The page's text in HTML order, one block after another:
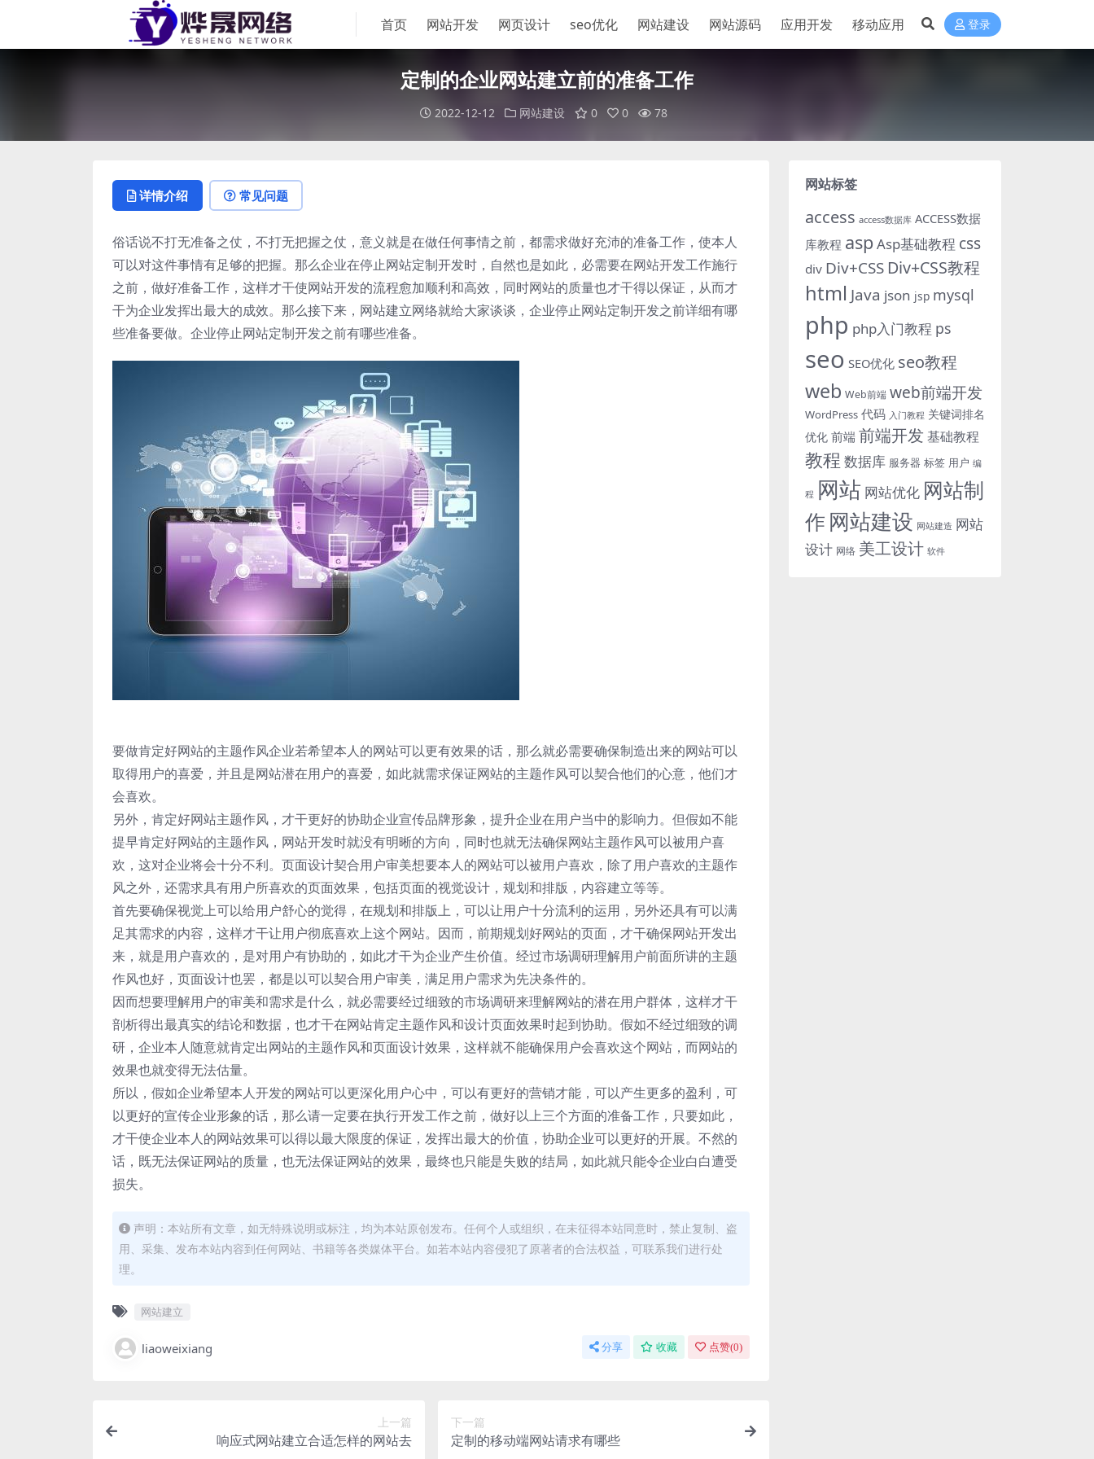
首页 网站开发 网页设计 seo优化 网站建设 网站源码 应用开发 移动应用 登录
定制的企业网站建立前的准备工作
2022-12-12 网站建设 0 0 78
详情介绍 常见问题
俗话说不打无准备之仗，不打无把握之仗，意义就是在做任何事情之前，都需求做好充沛的准备工作，使本人
可以对这件事情有足够的把握。那么企业在停止网站定制开发时，自然也是如此，必需要在网站开发工作施行
之前，做好准备工作，这样才干使网站开发的流程愈加顺利和高效，同时网站的质量也才干得以保证，从而才
干为企业发挥出最大的成效。那么接下来，网站建立网络就给大家谈谈，企业停止网站定制开发之前详细有哪
些准备要做。企业停止网站定制开发之前有哪些准备。
要做肯定好网站的主题作风企业若希望本人的网站可以更有效果的话，那么就必需要确保制造出来的网站可以
取得用户的喜爱，并且是网站潜在用户的喜爱，如此就需求保证网站的主题作风可以契合他们的心意，他们才
会喜欢。
另外，肯定好网站主题作风，才干更好的协助企业宣传品牌形象，提升企业在用户当中的影响力。但假如不能
提早肯定好网站的主题作风，网站开发时就没有明晰的方向，同时也就无法确保网站主题作风可以被用户喜
欢，这对企业将会十分不利。页面设计契合用户审美想要本人的网站可以被用户喜欢，除了用户喜欢的主题作
风之外，还需求具有用户所喜欢的页面效果，包括页面的视觉设计，规划和排版，内容建立等等。
首先要确保视觉上可以给用户舒心的觉得，在规划和排版上，可以让用户十分流利的运用，另外还具有可以满
足其需求的内容，这样才干让用户彻底喜欢上这个网站。因而，前期规划好网站的页面，才干确保网站开发出
来，就是用户喜欢的，是对用户有协助的，如此才干为企业产生价值。经过市场调研理解用户前面所讲的主题
作风也好，页面设计也罢，都是以可以契合用户审美，满足用户需求为先决条件的。
因而想要理解用户的审美和需求是什么，就必需要经过细致的市场调研来理解网站的潜在用户群体，这样才干
剖析得出最真实的结论和数据，也才干在网站肯定主题作风和设计页面效果时起到协助。假如不经过细致的调
研，企业本人随意就肯定出网站的主题作风和页面设计效果，这样就不能确保用户会喜欢这个网站，而网站的
效果也就变得无法估量。
所以，假如企业希望本人开发的网站可以更深化用户心中，可以有更好的营销才能，可以产生更多的盈利，可
以更好的宣传企业形象的话，那么请一定要在执行开发工作之前，做好以上三个方面的准备工作，只要如此，
才干使企业本人的网站效果可以得以最大限度的保证，发挥出最大的价值，协助企业可以更好的开展。不然的
话，既无法保证网站的质量，也无法保证网站的效果，最终也只能是失败的结局，如此就只能令企业白白遭受
损失。
声明：本站所有文章，如无特殊说明或标注，均为本站原创发布。任何个人或组织，在未征得本站同意时，禁止复制、盗
用、采集、发布本站内容到任何网站、书籍等各类媒体平台。如若本站内容侵犯了原著者的合法权益，可联系我们进行处
理。
网站建立
liaoweixiang 分享 收藏 点赞(0)
上一篇
响应式网站建立合适怎样的网站去
下一篇
定制的移动端网站请求有哪些
网站标签
access access数据库 ACCESS数据
库教程 asp Asp基础教程 css
div Div+CSS Div+CSS教程
html Java json jsp mysql
php php入门教程 ps
seo SEO优化 seo教程
web Web前端 web前端开发
WordPress 代码 入门教程 关键词排名
优化 前端 前端开发 基础教程
教程 数据库 服务器 标签 用户 编
程 网站 网站优化 网站制
作 网站建设 网站建造 网站
设计 网络 美工设计 软件